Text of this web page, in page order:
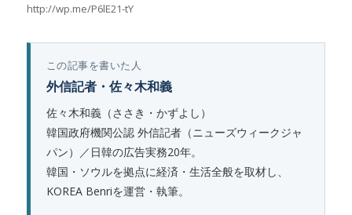
http://wp.me/P6lE21-tY
この記事を書いた人
外信記者・佐々木和義
佐々木和義（ささき・かずよし）
韓国政府機関公認 外信記者（ニューズウィークジャ
パン）／日韓の広告実務20年。
韓国・ソウルを拠点に経済・生活全般を取材し、
KOREA Benriを運営・執筆。